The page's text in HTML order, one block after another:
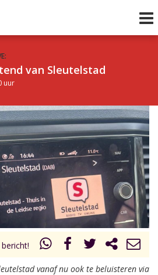
van Sleutelstad
uur
uur 1 van 0 Volgend uur
bericht!
vanaf nu ook te beluisteren via